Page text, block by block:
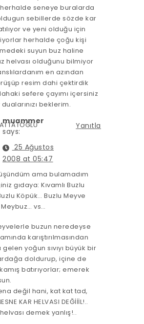
herhalde seneye buralarda
sebillerde sözde kar
ve yeni olduğu için
herhalde çoğu kişi
suyun buz haline
helvası olduğunu bilmiyor
en azından
resim dahi çektirdik
sefere çayımı içersiniz
beklerim.
Yanıtla
muammer
says:
25 Ağustos
2008 at 05:47
ama bulamadım
gıdaya: Kıvamlı Buzlu
Köpük… Buzlu Meyve
vs…
buzun neredeyse
karıştırılmasından
yoğun sıvıyı büyük bir
doldurup, içine de
batırıyorlar; emerek
değil hani, kat kat tad,
KAR HELVASI DEĞİİİL!..
demek yanlış!..